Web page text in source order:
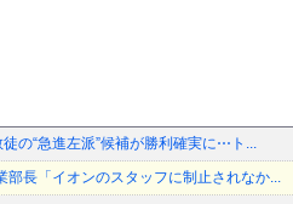
の“急進左派”候補が勝利確実に⋯ト...
長「イオンのスタッフに制止されなか...